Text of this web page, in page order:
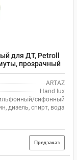
для ДТ, Petroll
прозрачный
ARTAZ
Hand lux
сифонный
дизель, спирт, вода
Предзаказ